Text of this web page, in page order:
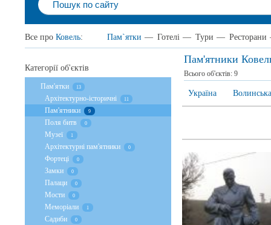
Все про Ковель: Пам`ятки — Готелі — Тури — Ресторани
Пам'ятники
Всього об'єктів: 9
Україна
Категорії об'єктів
Пам'ятки 13
Архітектурно-історичні 11
Пам'ятники 9
Поля битв 0
Музеї 1
Архітектурні пам'ятники 0
Фортеці 0
Замки 0
Палаци 0
Мости 0
Меморіали 1
Садиби 0